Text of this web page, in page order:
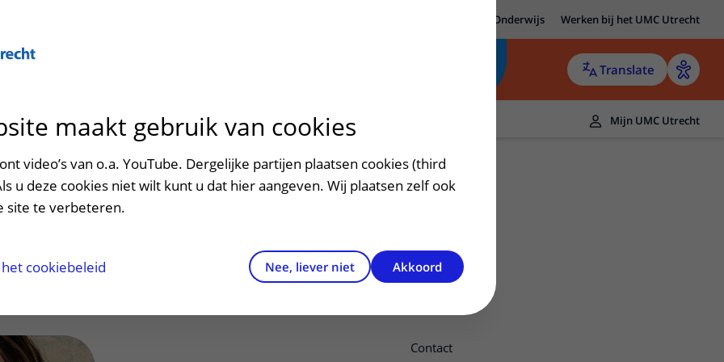
Onderwijs Werken bij het UMC Utrecht
Translate
patiëntportaal
het ziekenhuis
en voorzieningen
en veiligheid
Contact en route
Contactgegevens
Verwijzers
Teleconsult aanvragen
Zorgverlenersportaal
Mijn UMC Utrecht
M.G.G.
Contact
maakt gebruik van cookies
video’s van o.a. YouTube. Dergelijke partijen plaatsen cookies (third
u deze cookies niet wilt kunt u dat hier aangeven. Wij plaatsen zelf ook
site te verbeteren.
cookiebeleid Nee, liever niet Akkoord